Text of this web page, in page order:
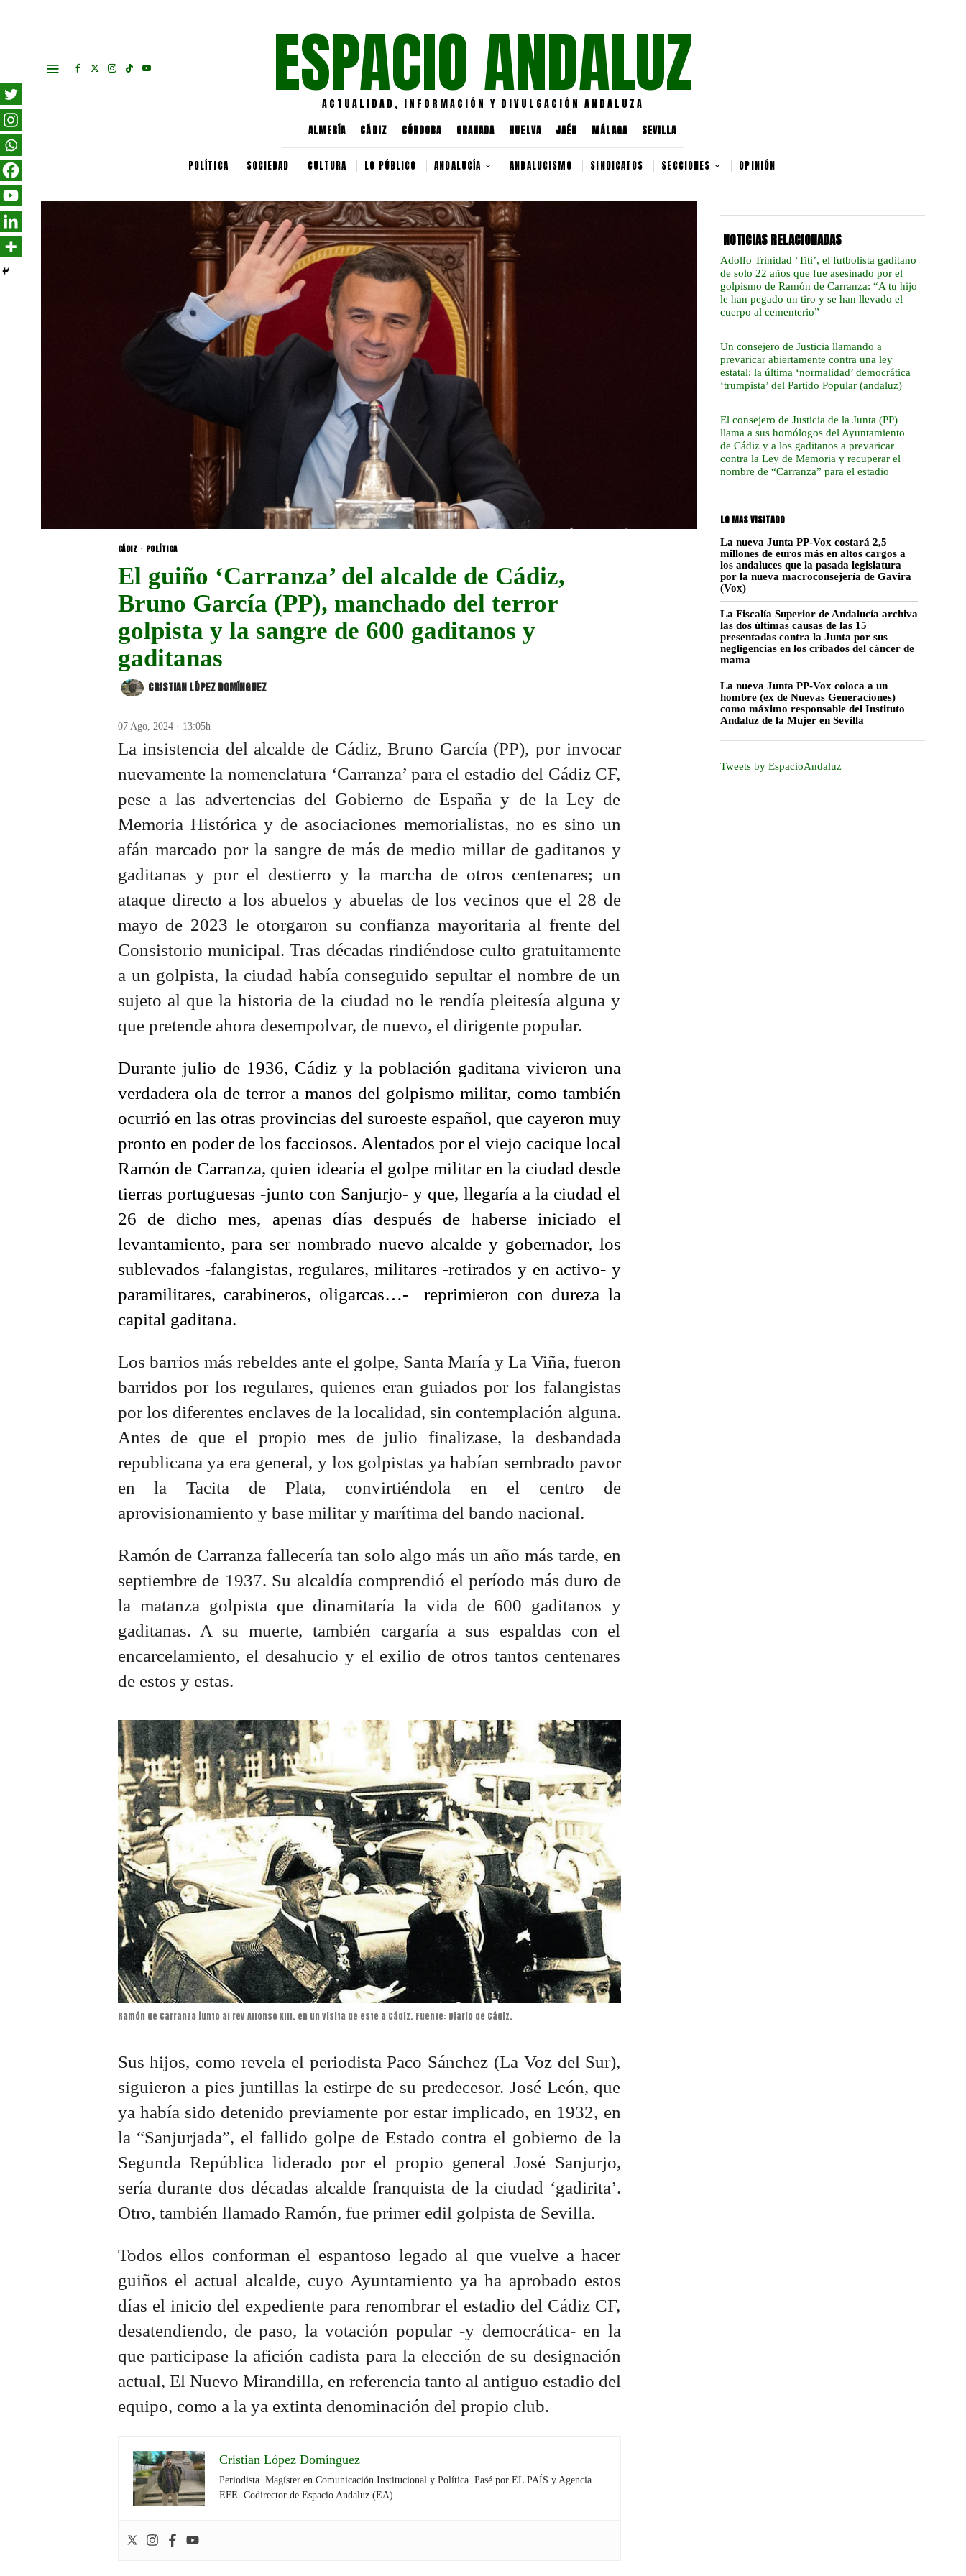
ESPACIO ANDALUZ
ACTUALIDAD, INFORMACIÓN Y DIVULGACIÓN ANDALUZA
ALMERÍA CÁDIZ CÓRDOBA GRANADA HUELVA JAÉN MÁLAGA SEVILLA
POLÍTICA SOCIEDAD CULTURA LO PÚBLICO ANDALUCÍA ANDALUCISMO SINDICATOS SECCIONES OPINIÓN
CÁDIZ · POLÍTICA
El guiño ‘Carranza’ del alcalde de Cádiz,
Bruno García (PP), manchado del terror
golpista y la sangre de 600 gaditanos y
gaditanas
CRISTIAN LÓPEZ DOMÍNGUEZ
07 Ago, 2024 · 13:05h
La insistencia del alcalde de Cádiz, Bruno García (PP), por invocar
nuevamente la nomenclatura ‘Carranza’ para el estadio del Cádiz CF,
pese a las advertencias del Gobierno de España y de la Ley de
Memoria Histórica y de asociaciones memorialistas, no es sino un
afán marcado por la sangre de más de medio millar de gaditanos y
gaditanas y por el destierro y la marcha de otros centenares; un
ataque directo a los abuelos y abuelas de los vecinos que el 28 de
mayo de 2023 le otorgaron su confianza mayoritaria al frente del
Consistorio municipal. Tras décadas rindiéndose culto gratuitamente
a un golpista, la ciudad había conseguido sepultar el nombre de un
sujeto al que la historia de la ciudad no le rendía pleitesía alguna y
que pretende ahora desempolvar, de nuevo, el dirigente popular.
Durante julio de 1936, Cádiz y la población gaditana vivieron una
verdadera ola de terror a manos del golpismo militar, como también
ocurrió en las otras provincias del suroeste español, que cayeron muy
pronto en poder de los facciosos. Alentados por el viejo cacique local
Ramón de Carranza, quien idearía el golpe militar en la ciudad desde
tierras portuguesas -junto con Sanjurjo- y que, llegaría a la ciudad el
26 de dicho mes, apenas días después de haberse iniciado el
levantamiento, para ser nombrado nuevo alcalde y gobernador, los
sublevados -falangistas, regulares, militares -retirados y en activo- y
paramilitares, carabineros, oligarcas…- reprimieron con dureza la
capital gaditana.
Los barrios más rebeldes ante el golpe, Santa María y La Viña, fueron
barridos por los regulares, quienes eran guiados por los falangistas
por los diferentes enclaves de la localidad, sin contemplación alguna.
Antes de que el propio mes de julio finalizase, la desbandada
republicana ya era general, y los golpistas ya habían sembrado pavor
en la Tacita de Plata, convirtiéndola en el centro de
aprovisionamiento y base militar y marítima del bando nacional.
Ramón de Carranza fallecería tan solo algo más un año más tarde, en
septiembre de 1937. Su alcaldía comprendió el período más duro de
la matanza golpista que dinamitaría la vida de 600 gaditanos y
gaditanas. A su muerte, también cargaría a sus espaldas con el
encarcelamiento, el desahucio y el exilio de otros tantos centenares
de estos y estas.
Ramón de Carranza junto al rey Alfonso XIII, en un visita de este a Cádiz. Fuente: Diario de Cádiz.
Sus hijos, como revela el periodista Paco Sánchez (La Voz del Sur),
siguieron a pies juntillas la estirpe de su predecesor. José León, que
ya había sido detenido previamente por estar implicado, en 1932, en
la “Sanjurjada”, el fallido golpe de Estado contra el gobierno de la
Segunda República liderado por el propio general José Sanjurjo,
sería durante dos décadas alcalde franquista de la ciudad ‘gadirita’.
Otro, también llamado Ramón, fue primer edil golpista de Sevilla.
Todos ellos conforman el espantoso legado al que vuelve a hacer
guiños el actual alcalde, cuyo Ayuntamiento ya ha aprobado estos
días el inicio del expediente para renombrar el estadio del Cádiz CF,
desatendiendo, de paso, la votación popular -y democrática- en la
que participase la afición cadista para la elección de su designación
actual, El Nuevo Mirandilla, en referencia tanto al antiguo estadio del
equipo, como a la ya extinta denominación del propio club.
Cristian López Domínguez
Periodista. Magíster en Comunicación Institucional y Política. Pasé por EL PAÍS y Agencia
EFE. Codirector de Espacio Andaluz (EA).
NOTICIAS RELACIONADAS
Adolfo Trinidad ‘Titi’, el futbolista gaditano
de solo 22 años que fue asesinado por el
golpismo de Ramón de Carranza: “A tu hijo
le han pegado un tiro y se han llevado el
cuerpo al cementerio”
Un consejero de Justicia llamando a
prevaricar abiertamente contra una ley
estatal: la última ‘normalidad’ democrática
‘trumpista’ del Partido Popular (andaluz)
El consejero de Justicia de la Junta (PP)
llama a sus homólogos del Ayuntamiento
de Cádiz y a los gaditanos a prevaricar
contra la Ley de Memoria y recuperar el
nombre de “Carranza” para el estadio
LO MAS VISITADO
La nueva Junta PP-Vox costará 2,5
millones de euros más en altos cargos a
los andaluces que la pasada legislatura
por la nueva macroconsejería de Gavira
(Vox)
La Fiscalía Superior de Andalucía archiva
las dos últimas causas de las 15
presentadas contra la Junta por sus
negligencias en los cribados del cáncer de
mama
La nueva Junta PP-Vox coloca a un
hombre (ex de Nuevas Generaciones)
como máximo responsable del Instituto
Andaluz de la Mujer en Sevilla
Tweets by EspacioAndaluz